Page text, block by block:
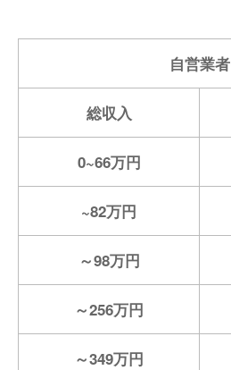
自営業者
総収入
0~66万円
~82万円
～98万円
～256万円
～349万円